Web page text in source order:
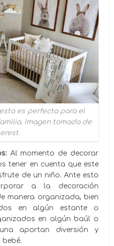
es perfecta para el
Imagen tomada de
Al momento de decorar
tener en cuenta que este
de un niño. Ante esto
a la decoración
manera organizada, bien
en algún estante o
en algún baúl o
aportan diversión y